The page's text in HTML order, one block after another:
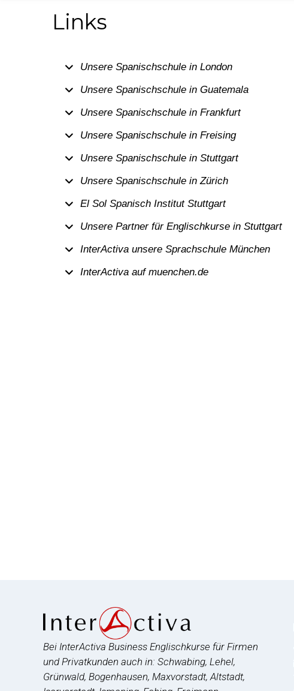
Links
Unsere Spanischschule in London
Unsere Spanischschule in Guatemala
Unsere Spanischschule in Frankfurt
Unsere Spanischschule in Freising
Unsere Spanischschule in Stuttgart
Unsere Spanischschule in Zürich
El Sol Spanisch Institut Stuttgart
Unsere Partner für Englischkurse in Stuttgart
InterActiva unsere Sprachschule München
InterActiva auf muenchen.de
Bei InterActiva Business Englischkurse für Firmen
und Privatkunden auch in: Schwabing, Lehel,
Grünwald, Bogenhausen, Maxvorstadt, Altstadt,